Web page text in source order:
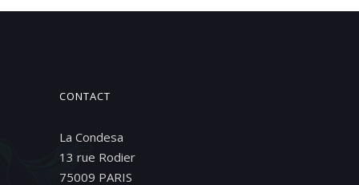
CONTACT
La Condesa
13 rue Rodier
75009 PARIS